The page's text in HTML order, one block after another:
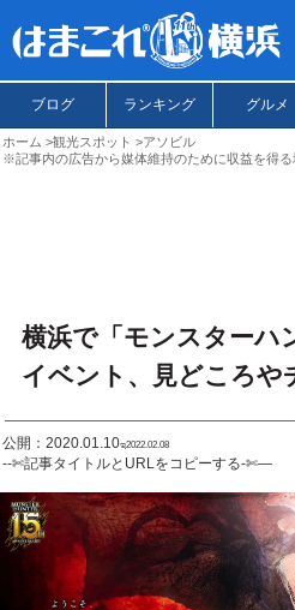
ブログ ランキング グルメ
ホーム 観光スポット
アソビル
※記事内の広告から媒体維持のために収益を得る
横浜で「モンスターハ
イベント、見どころや
公開：2020.01.10ಇ2022.02.08
--✄記事タイトルとURLをコピーする-✄—